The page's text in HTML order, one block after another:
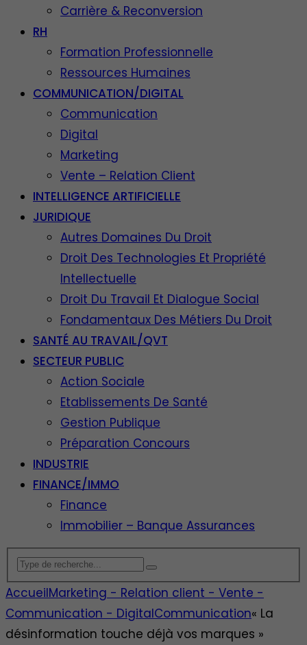
Carrière & Reconversion
RH
Formation Professionnelle
Ressources Humaines
COMMUNICATION/DIGITAL
Communication
Digital
Marketing
Vente – Relation Client
INTELLIGENCE ARTIFICIELLE
JURIDIQUE
Autres Domaines Du Droit
Droit Des Technologies Et Propriété
Intellectuelle
Droit Du Travail Et Dialogue Social
Fondamentaux Des Métiers Du Droit
SANTÉ AU TRAVAIL/QVT
SECTEUR PUBLIC
Action Sociale
Etablissements De Santé
Gestion Publique
Préparation Concours
INDUSTRIE
FINANCE/IMMO
Finance
Immobilier – Banque Assurances
AccueilMarketing - Relation client - Vente -
Communication - DigitalCommunication« La
désinformation touche déjà vos marques »